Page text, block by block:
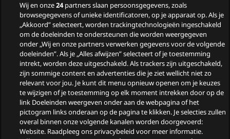
Nieuwe tv programma’s
in augustus
Wie zijn de gasten van
Zomergasten?
Woeste Grond
Wij en onze24partners slaan persoonsgegevens, zoals
browsegegevens of unieke identificatoren, op je apparaat op. Als je
„Akkoord” selecteert, worden trackingtechnologieën ingeschakeld
om de doeleinden te ondersteunen die worden weergegeven
onder „Wij en onze partners verwerken gegevens voor de volgende
doeleinden”. Als je „Alles afwijzen” selecteert of je toestemming
intrekt, worden deze uitgeschakeld. Als trackers zijn uitgeschakeld,
zijn sommige content en advertenties die je ziet wellicht niet zo
relevant voor jou. Je kunt dit menu opnieuw openen om je keuzes
te wijzigen of je toestemming op elk moment intrekken door op de
link Doeleinden weergeven onder aan de webpagina of het
pictogram links onderaan op de pagina te klikken. Je selecties zullen
overal binnen onze volgende kanalen worden doorgevoerd:
Website. Raadpleeg ons privacybeleid voor meer informatie.